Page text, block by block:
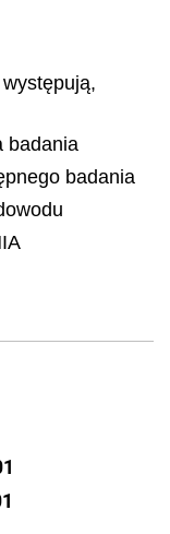
badania
badania